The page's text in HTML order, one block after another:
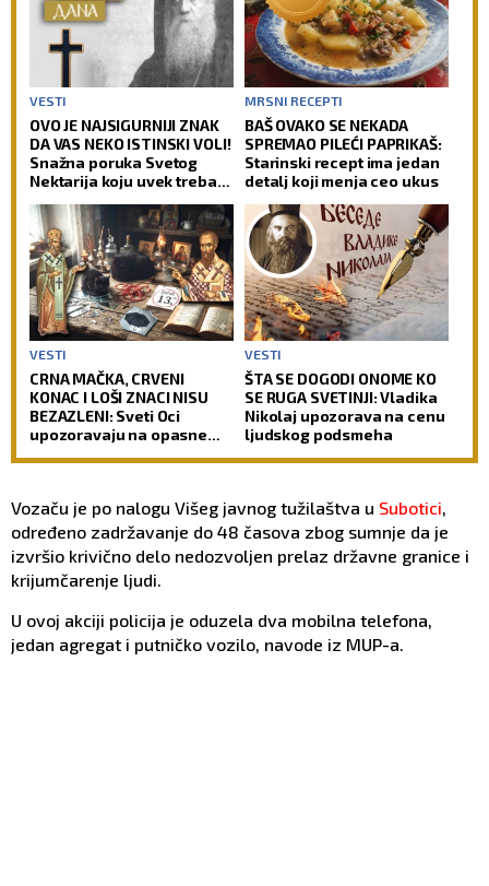
VESTI
OVO JE NAJSIGURNIJI ZNAK
DA VAS NEKO ISTINSKI VOLI!
Snažna poruka Svetog
Nektarija koju uvek treba
MRSNI RECEPTI
BAŠ OVAKO SE NEKADA
SPREMAO PILEĆI PAPRIKAŠ:
Starinski recept ima jedan
detalj koji menja ceo ukus
VESTI
CRNA MAČKA, CRVENI
KONAC I LOŠI ZNACI NISU
BEZAZLENI: Sveti Oci
upozoravaju na opasne
VESTI
ŠTA SE DOGODI ONOME KO
SE RUGA SVETINJI: Vladika
Nikolaj upozorava na cenu
ljudskog podsmeha
Vozaču je po nalogu Višeg javnog tužilaštva u Subotici
određeno zadržavanje do 48 časova zbog sumnje da je
izvršio krivično delo nedozvoljen prelaz državne granice i
krijumčarenje ljudi.
U ovoj akciji policija je oduzela dva mobilna telefona,
jedan agregat i putničko vozilo, navode iz MUP-a.